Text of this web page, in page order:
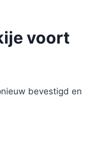
voort
bevestigd en